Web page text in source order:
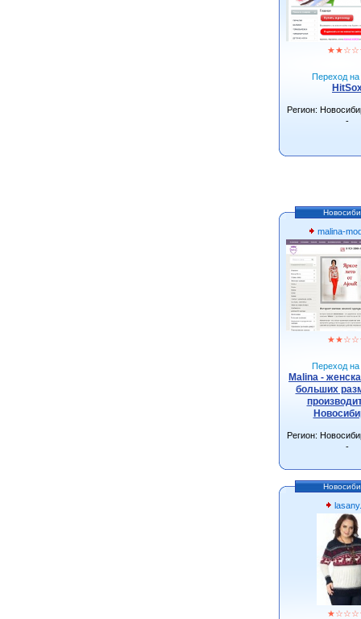
★★☆☆
Переход на
Регион:
-
malina-
★★☆☆
Переход на
Malina -
больших
Регион:
-
★☆☆☆